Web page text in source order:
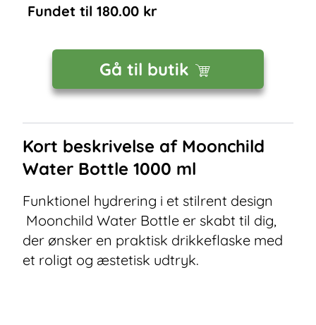
Fundet til 180.00 kr
Gå til butik
Kort beskrivelse af Moonchild
Water Bottle 1000 ml
Funktionel hydrering i et stilrent design
Moonchild Water Bottle er skabt til dig,
der ønsker en praktisk drikkeflaske med
et roligt og æstetisk udtryk.